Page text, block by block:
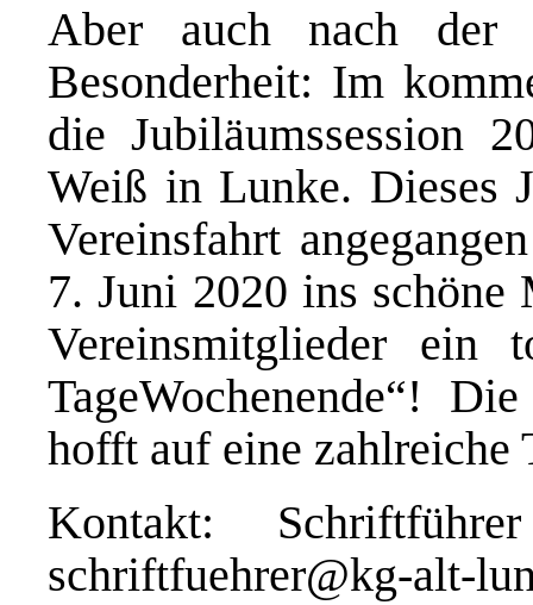
Aber auch nach der
Besonderheit: Im
die Jubiläumssession
Weiß in Lunke. Dieses
Vereinsfahrt
7. Juni 2020 ins
Vereinsmitglieder ein
TageWochenende“!
hofft auf eine zahlreiche
Kontakt:
schriftfuehrer@kg-alt-